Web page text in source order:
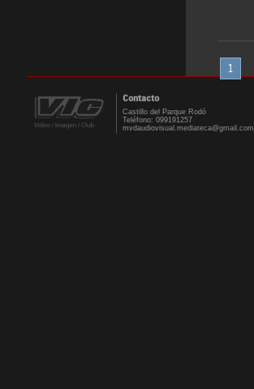
1
Contacto
Castillo del Parque Rodó
Teléfono: 099191257
mvdaudiovisual.mediateca@gmail.com